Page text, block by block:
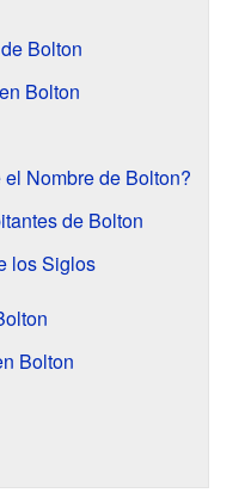
Bolton
Bolton
Nombre de Bolton?
de Bolton
los Siglos
Bolton